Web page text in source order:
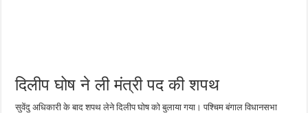
दिलीप घोष ने ली मंत्री पद की शपथ
सुवेंदु अधिकारी के बाद शपथ लेने दिलीप घोष को बुलाया गया। पश्चिम बंगाल विधानसभा